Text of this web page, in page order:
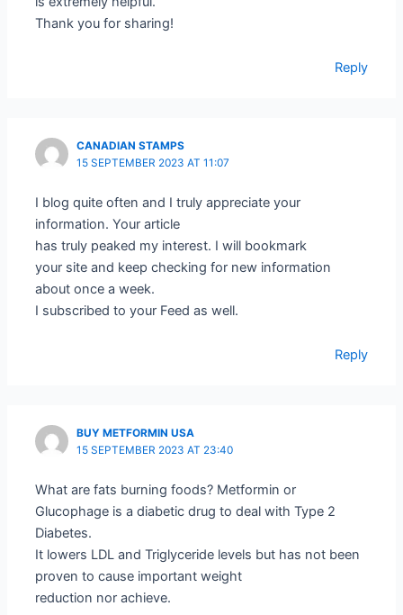
Thank you for sharing!
Reply
CANADIAN STAMPS
15 SEPTEMBER 2023 AT 11:07
I blog quite often and I truly appreciate your
information. Your article
has truly peaked my interest. I will bookmark
your site and keep checking for new information
about once a week.
I subscribed to your Feed as well.
Reply
BUY METFORMIN USA
15 SEPTEMBER 2023 AT 23:40
What are fats burning foods? Metformin or
Glucophage is a diabetic drug to deal with Type 2
Diabetes.
It lowers LDL and Triglyceride levels but has not been
proven to cause important weight
reduction nor achieve.